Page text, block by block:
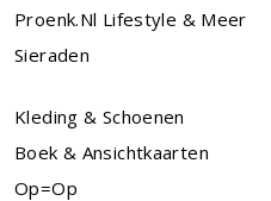
Proenk.nl Lifestyle & Meer
Sieraden
Kleding & Schoenen
Boek & Ansichtkaarten
Op=Op